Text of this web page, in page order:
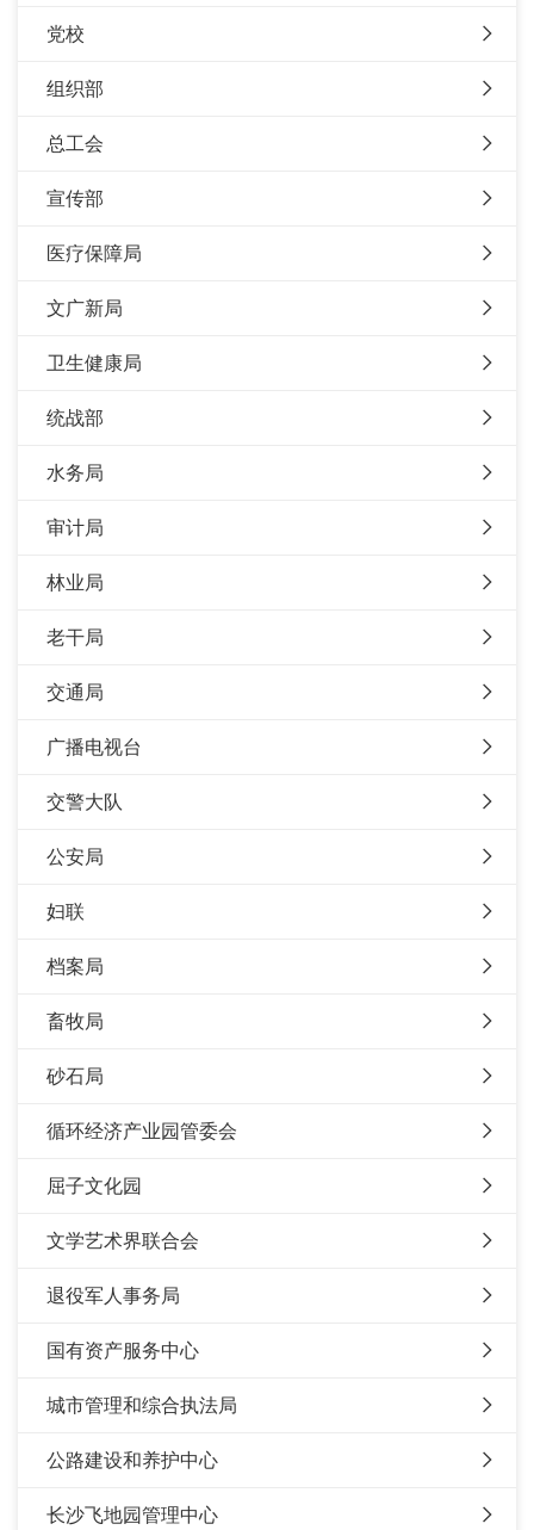
党校
组织部
总工会
宣传部
医疗保障局
文广新局
卫生健康局
统战部
水务局
审计局
林业局
老干局
交通局
广播电视台
交警大队
公安局
妇联
档案局
畜牧局
砂石局
循环经济产业园管委会
屈子文化园
文学艺术界联合会
退役军人事务局
国有资产服务中心
城市管理和综合执法局
公路建设和养护中心
长沙飞地园管理中心